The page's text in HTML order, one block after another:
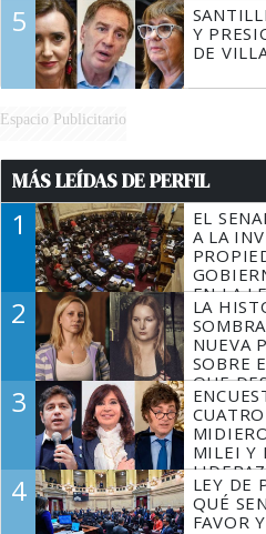
5
Y
DE
Espacio Publicitario
MÁS LEÍDAS DE PERFIL
1
EL
A LA
EN LA
FUEGO
2
LA
NUEVA
SOBRE
QUE
MARIDO
3
MILEI Y
4
LEY DE
QUÉ
FAVOR